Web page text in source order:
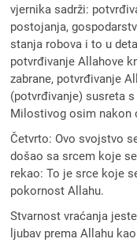
vjernika sadrži:
postojanja,
stanja robova i to u
potvrđivanje Allahove
zabrane, potvrđivanje
(potvrđivanje) susreta
Milostivog osim nakon
Četvrto: Ovo svojstvo
došao sa srcem koje
rekao: To je srce koje
pokornost Allahu.
Stvarnost vraćanja
ljubav prema Allahu